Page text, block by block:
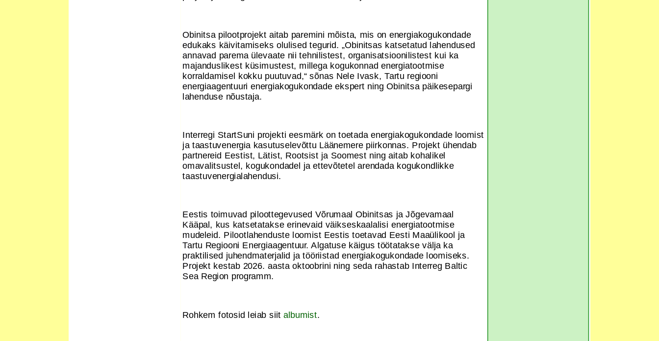
Obinitsa pilootprojekt aitab paremini mõista, mis on energiakogukondade
edukaks käivitamiseks olulised tegurid. „Obinitsas katsetatud lahendused
annavad parema ülevaate nii tehnilistest, organisatsioonilistest kui ka
majanduslikest küsimustest, millega kogukonnad energiatootmise
korraldamisel kokku puutuvad,“ sõnas Nele Ivask, Tartu regiooni
energiaagentuuri energiakogukondade ekspert ning Obinitsa päikesepargi
lahenduse nõustaja.
Interregi StartSuni projekti eesmärk on toetada energiakogukondade loomist
ja taastuvenergia kasutuselevõttu Läänemere piirkonnas. Projekt ühendab
partnereid Eestist, Lätist, Rootsist ja Soomest ning aitab kohalikel
omavalitsustel, kogukondadel ja ettevõtetel arendada kogukondlikke
taastuvenergialahendusi.
Eestis toimuvad piloottegevused Võrumaal Obinitsas ja Jõgevamaal
Kääpal, kus katsetatakse erinevaid väikseskaalalisi energiatootmise
mudeleid. Pilootlahenduste loomist Eestis toetavad Eesti Maaülikool ja
Tartu Regiooni Energiaagentuur. Algatuse käigus töötatakse välja ka
praktilised juhendmaterjalid ja tööriistad energiakogukondade loomiseks.
Projekt kestab 2026. aasta oktoobrini ning seda rahastab Interreg Baltic
Sea Region programm.
Rohkem fotosid leiab siitalbumist.